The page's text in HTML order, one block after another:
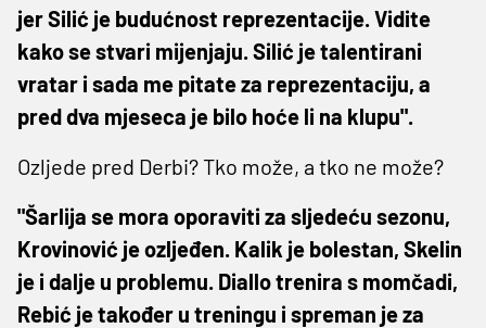
jer Silić je budućnost reprezentacije. Vidite
kako se stvari mijenjaju. Silić je talentirani
vratar i sada me pitate za reprezentaciju, a
pred dva mjeseca je bilo hoće li na klupu".
Ozljede pred Derbi? Tko može, a tko ne može?
"Šarlija se mora oporaviti za sljedeću sezonu,
Krovinović je ozljeđen. Kalik je bolestan, Skelin
je i dalje u problemu. Diallo trenira s momčadi,
Rebić je također u treningu i spreman je za